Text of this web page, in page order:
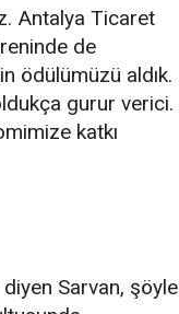
Antalya Ticaret
de
ödülümüzü aldık.
gurur verici.
katkı
diyen Sarvan, şöyle